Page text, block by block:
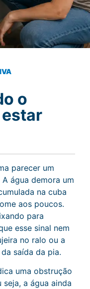
o
parecer um
água demora um
na cuba
aos poucos.
para
esse sinal nem
no ralo ou a
saída da pia.
uma obstrução
a água ainda